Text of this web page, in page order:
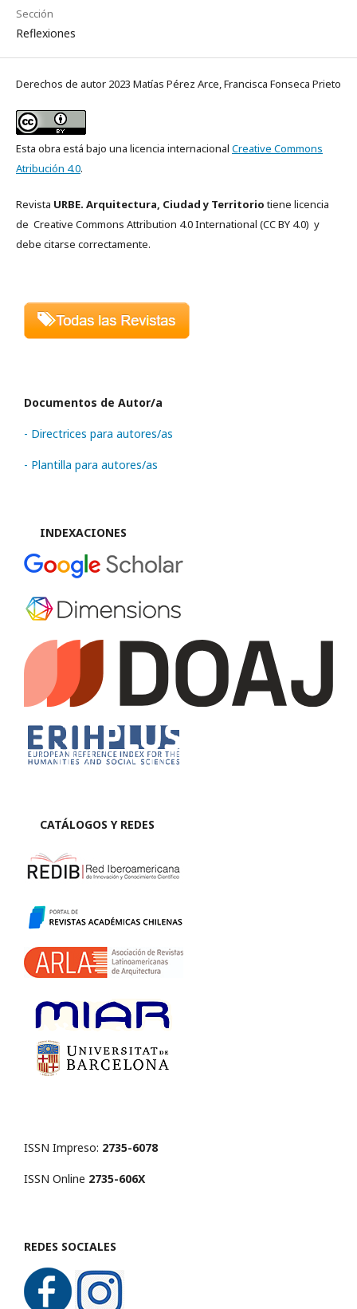
Sección
Reflexiones
Derechos de autor 2023 Matías Pérez Arce, Francisca Fonseca Prieto
Esta obra está bajo una licencia internacional Creative Commons
Atribución 4.0.
Revista URBE. Arquitectura, Ciudad y Territoriotiene licencia
de Creative Commons Attribution 4.0 International (CC BY 4.0) y
debe citarse correctamente.
Documentos de Autor/a
- Directrices para autores/as
- Plantilla para autores/as
INDEXACIONES
CATÁLOGOS Y REDES
ISSN Impreso: 2735-6078
ISSN Online 2735-606X
REDES SOCIALES